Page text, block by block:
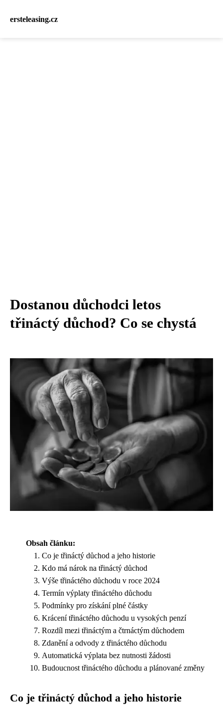
ersteleasing.cz
Dostanou důchodci letos
třináctý důchod? Co se chystá
Obsah článku:
Co je třináctý důchod a jeho historie
Kdo má nárok na třináctý důchod
Výše třináctého důchodu v roce 2024
Termín výplaty třináctého důchodu
Podmínky pro získání plné částky
Krácení třináctého důchodu u vysokých penzí
Rozdíl mezi třináctým a čtrnáctým důchodem
Zdanění a odvody z třináctého důchodu
Automatická výplata bez nutnosti žádosti
Budoucnost třináctého důchodu a plánované změny
Co je třináctý důchod a jeho historie